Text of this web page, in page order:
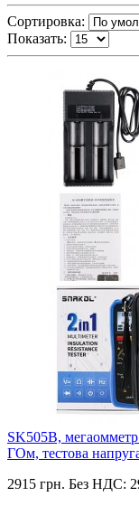
Сортировка:
Показать:
SK505B, мегаомметр
ГОм, тестова
2915 грн. Без НДС: